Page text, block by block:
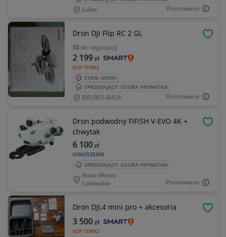
Promowane
Lubin
Promowane
Dron DJI Flip RC 2 GL
do negocjacji
KUP TERAZ
2 199zł
STAN: NOWY
SPRZEDAJĄCY: OSOBA PRYWATNA
BIELSKO-BIALA
Promowane
Dron podwodny FIFISH V-EVO 4K +
chwytak
OGŁOSZENIE
6 100zł
SPRZEDAJĄCY: OSOBA PRYWATNA
Nowe Miasto
Lubawskie
Dron DJI,4 mini pro + akcesoria
KUP TERAZ
3 500zł